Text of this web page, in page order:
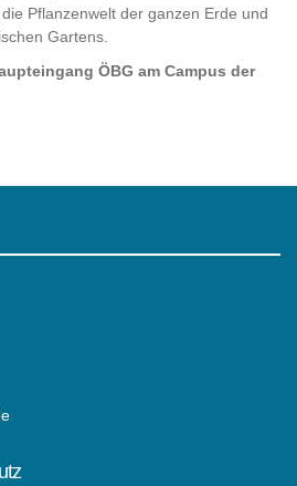
Pflanzenwelt der ganzen Erde und
Gartens.
ÖBG am Campus der